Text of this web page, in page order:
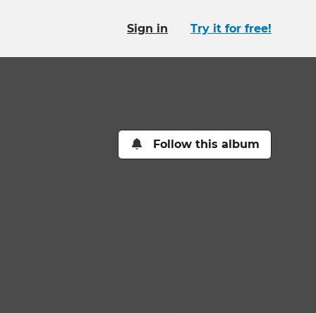
Sign in Try it for free!
Follow this album